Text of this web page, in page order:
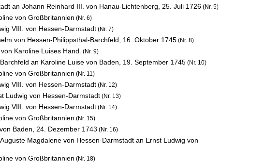
an Johann Reinhard III. von Hanau-Lichtenberg, 25. Juli 1726 (Nr. 5)
von Großbritannien (Nr. 6)
VIII. von Hessen-Darmstadt (Nr. 7)
von Hessen-Philippsthal-Barchfeld, 16. Oktober 1745 (Nr. 8)
Karoline Luises Hand. (Nr. 9)
an Karoline Luise von Baden, 19. September 1745 (Nr. 10)
von Großbritannien (Nr. 11)
VIII. von Hessen-Darmstadt (Nr. 12)
Ludwig von Hessen-Darmstadt (Nr. 13)
VIII. von Hessen-Darmstadt (Nr. 14)
von Großbritannien (Nr. 15)
Baden, 24. Dezember 1743 (Nr. 16)
Magdalene von Hessen-Darmstadt an Ernst Ludwig von
von Großbritannien (Nr. 18)